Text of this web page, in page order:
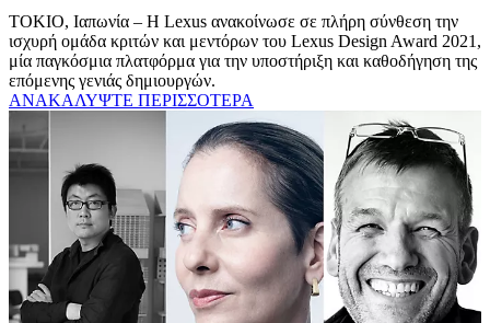
ΤΟΚΙΟ, Ιαπωνία – Η Lexus ανακοίνωσε σε πλήρη σύνθεση την
ισχυρή ομάδα κριτών και μεντόρων του Lexus Design Award 2021,
μία παγκόσμια πλατφόρμα για την υποστήριξη και καθοδήγηση της
επόμενης γενιάς δημιουργών.
ΑΝΑΚΑΛΥΨΤΕ ΠΕΡΙΣΣΟΤΕΡΑ